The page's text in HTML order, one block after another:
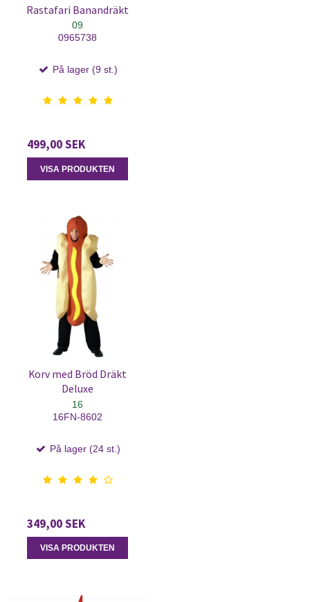
Rastafari Banandräkt
09
0965738
På lager (9 st.)
499,00 SEK
VISA PRODUKTEN
Korv med Bröd Dräkt
Deluxe
16
16FN-8602
På lager (24 st.)
349,00 SEK
VISA PRODUKTEN